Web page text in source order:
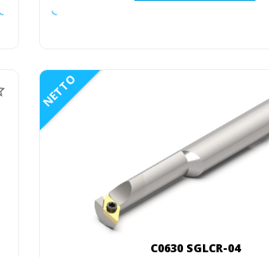
NETTO
C0630 SGLCR-04